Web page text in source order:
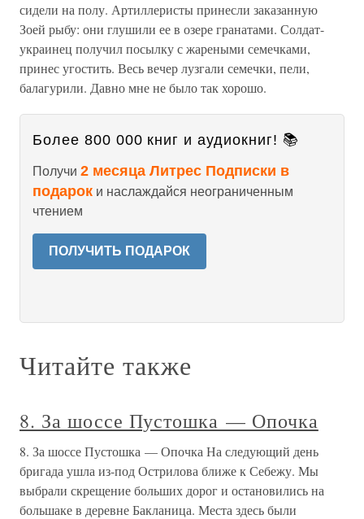
сидели на полу. Артиллеристы принесли заказанную
Зоей рыбу: они глушили ее в озере гранатами. Солдат-
украинец получил посылку с жареными семечками,
принес угостить. Весь вечер лузгали семечки, пели,
балагурили. Давно мне не было так хорошо.
Более 800 000 книг и аудиокниг! 📚
Получи 2 месяца Литрес Подписки в
подарок и наслаждайся неограниченным
чтением
ПОЛУЧИТЬ ПОДАРОК
Читайте также
8. За шоссе Пустошка — Опочка
8. За шоссе Пустошка — Опочка На следующий день
бригада ушла из-под Острилова ближе к Себежу. Мы
выбрали скрещение больших дорог и остановились на
большаке в деревне Бакланица. Места здесь были